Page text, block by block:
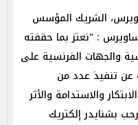
الشريك المؤسس
: "نعتز بما حققته
والجهات الفرنسية على
عن تنفيذ عدد من
والاستدامة والأثر
بشنايدر إلكتريك